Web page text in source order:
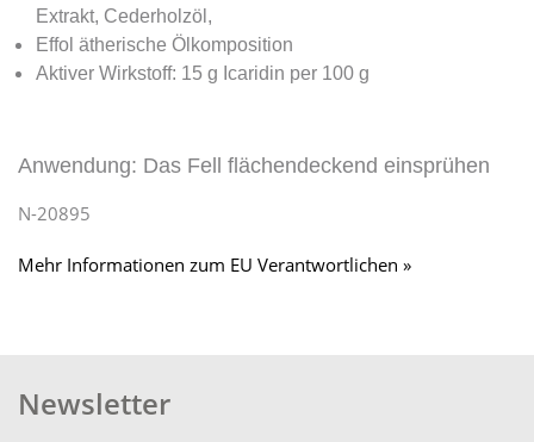
Extrakt, Cederholzöl,
Effol ätherische Ölkomposition
Aktiver Wirkstoff: 15 g Icaridin per 100 g
Anwendung: Das Fell flächendeckend einsprühen
N-20895
Mehr Informationen zum EU Verantwortlichen »
Newsletter